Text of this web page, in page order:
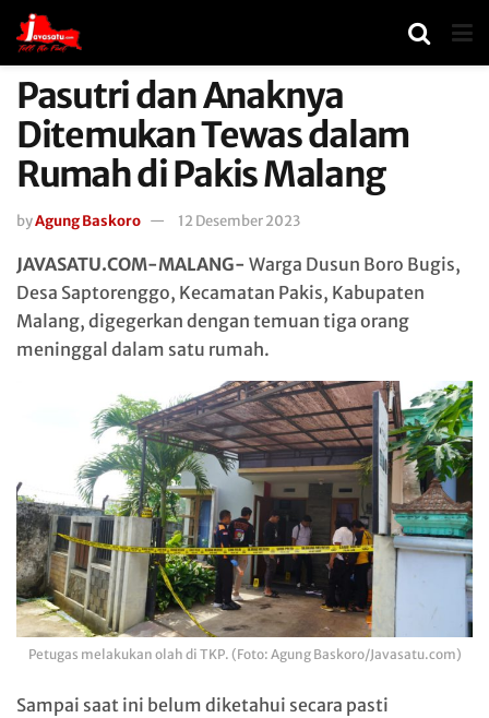
Pasutri dan Anaknya
Ditemukan Tewas dalam
Rumah di Pakis Malang
byAgung Baskoro 12 Desember 2023
JAVASATU.COM-MALANG- Warga Dusun Boro Bugis,
Desa Saptorenggo, Kecamatan Pakis, Kabupaten
Malang, digegerkan dengan temuan tiga orang
meninggal dalam satu rumah.
Petugas melakukan olah di TKP. (Foto: Agung Baskoro/Javasatu.com)
Sampai saat ini belum diketahui secara pasti